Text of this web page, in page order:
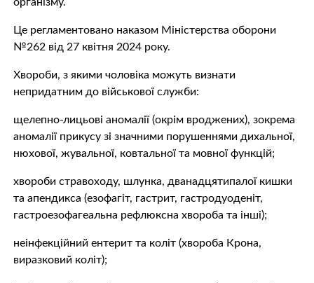
організму.
Це регламентовано наказом Міністерства оборони
№262 від 27 квітня 2024 року.
Хвороби, з якими чоловіка можуть визнати
непридатним до військової служби:
щелепно-лицьові аномалії (окрім вроджених), зокрема
аномалії прикусу зі значними порушеннями дихальної,
нюхової, жувальної, ковтальної та мовної функцій;
хвороби стравоходу, шлунка, дванадцятипалої кишки
та апендикса (езофагіт, гастрит, гастродуоденіт,
гастроезофагеальна рефлюксна хвороба та інші);
неінфекційний ентерит та коліт (хвороба Крона,
виразковий коліт);